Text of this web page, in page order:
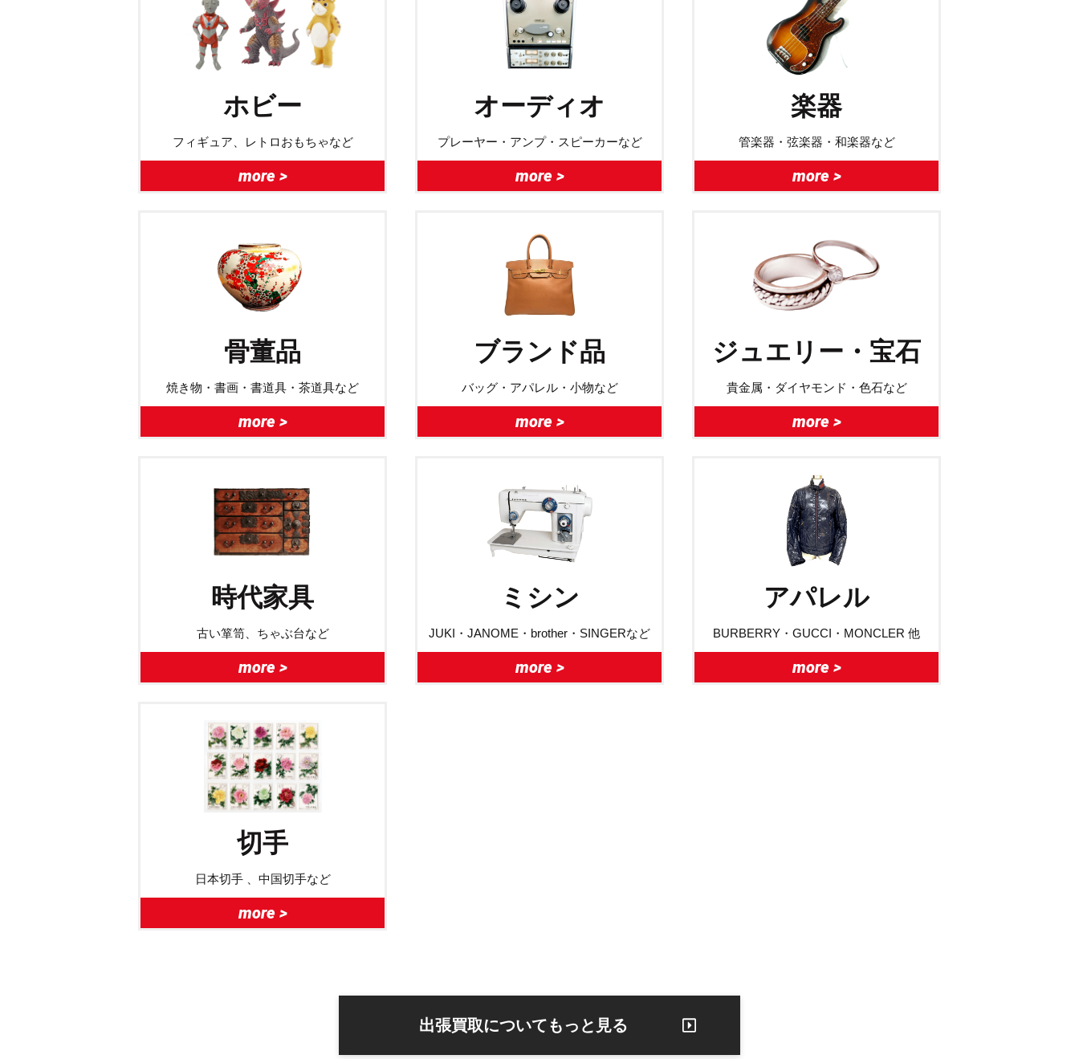
ホビー
フィギュア、レトロおもちゃなど
more >
オーディオ
プレーヤー・アンプ・スピーカーなど
more >
楽器
管楽器・弦楽器・和楽器など
more >
骨董品
焼き物・書画・書道具・茶道具など
more >
ブランド品
バッグ・アパレル・小物など
more >
ジュエリー・宝石
貴金属・ダイヤモンド・色石など
more >
時代家具
古い箪笥、ちゃぶ台など
more >
ミシン
JUKI・JANOME・brother・SINGERなど
more >
アパレル
BURBERRY・GUCCI・MONCLER 他
more >
切手
日本切手 、中国切手など
more >
出張買取についてもっと見る